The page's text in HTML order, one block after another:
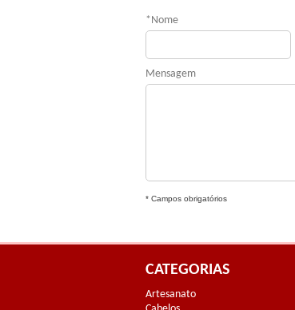
* Nome
Mensagem
* Campos obrigatórios
CATEGORIAS
Artesanato